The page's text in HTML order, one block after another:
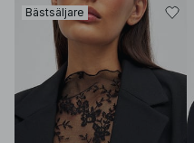
Bästsäljare